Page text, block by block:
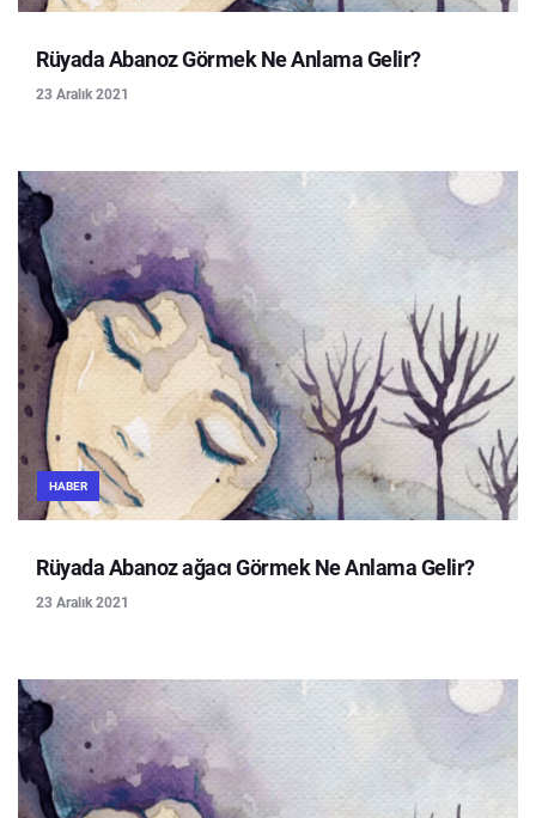
Rüyada Abanoz Görmek Ne Anlama Gelir?
23 Aralık 2021
HABER
Rüyada Abanoz ağacı Görmek Ne Anlama Gelir?
23 Aralık 2021